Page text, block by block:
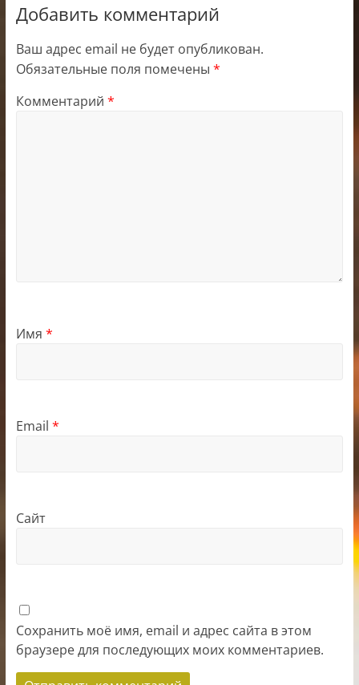
Добавить комментарий
Ваш адрес email не будет опубликован.
Обязательные поля помечены *
Комментарий *
Имя *
Email *
Сайт
Сохранить моё имя, email и адрес сайта в этом
браузере для последующих моих комментариев.